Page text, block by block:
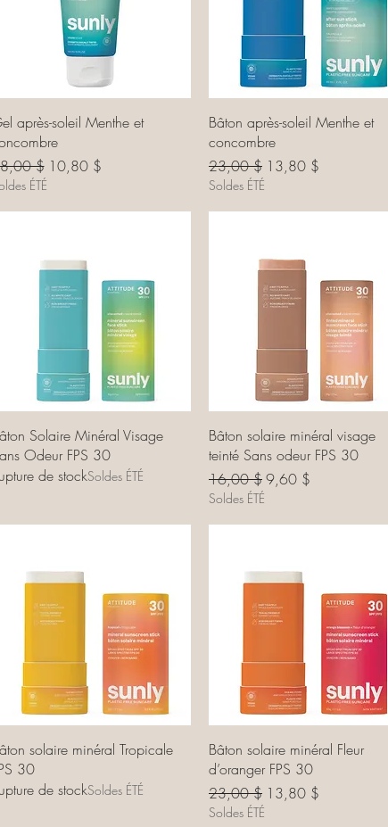
Aperçu rapide
après-soleil Menthe et
original
$ Prix promotionnel
10,80 $
ÉTÉ
Aperçu rapide
Bâton après-soleil Menthe et
concombre
Prix original
23,00 $ Prix promotionnel
13,80 $
Soldes ÉTÉ
Aperçu rapide
Solaire Minéral Visage
Odeur FPS 30
de stockSoldes ÉTÉ
Aperçu rapide
Bâton solaire minéral visage
teinté Sans odeur FPS 30
Prix original
16,00 $Prix promotionnel
9,60 $
Soldes ÉTÉ
Aperçu rapide
solaire minéral Tropicale
30
de stockSoldes ÉTÉ
Aperçu rapide
Bâton solaire minéral Fleur
d’oranger FPS 30
Prix original
23,00 $ Prix promotionnel
13,80 $
Soldes ÉTÉ